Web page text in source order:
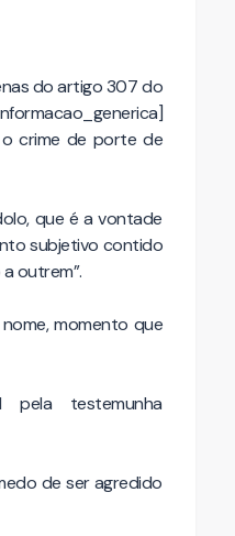
do artigo 307 do
crime de porte de
que é a vontade
subjetivo contido
outrem”.
momento que
pela testemunha
de ser agredido